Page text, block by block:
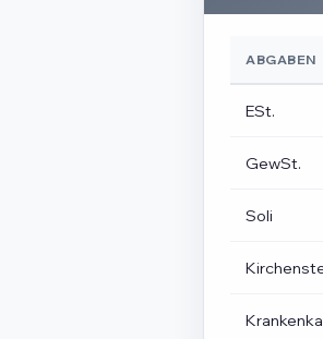
ABGABEN
ESt.
GewSt.
Soli